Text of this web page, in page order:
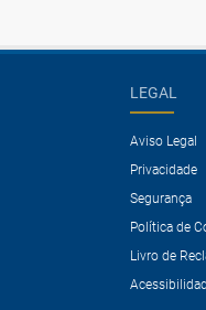
LEGAL
Aviso Legal
Privacidade
Segurança
Política de
Livro de